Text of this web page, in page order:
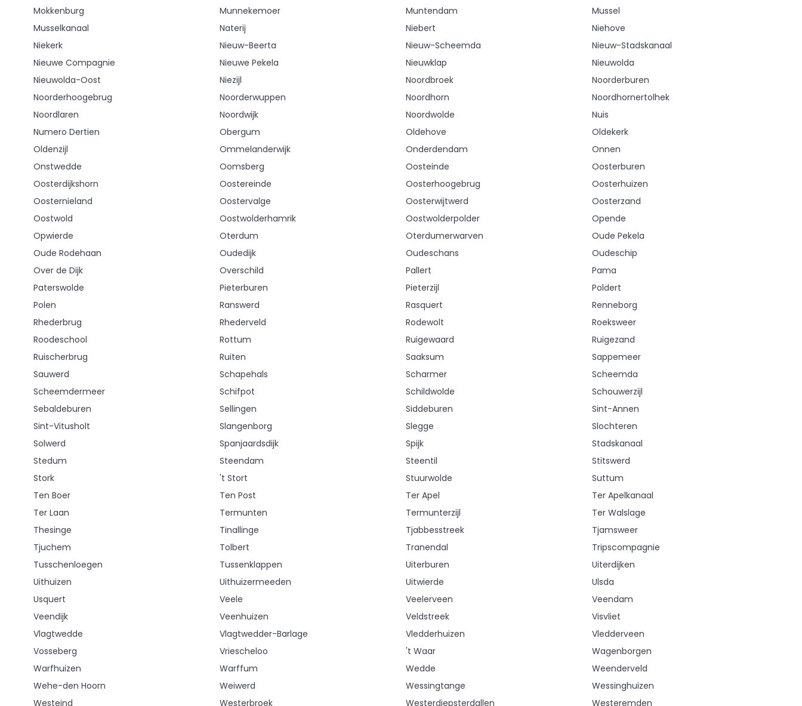
Mokkenburg
Munnekemoer Muntendam
Mussel
Musselkanaal
Naterij Niebert
Niehove
Niekerk
Nieuw-Beerta Nieuw-Scheemda
Nieuw-Stadskanaal
Nieuwe Compagnie
Nieuwe Pekela Nieuwklap
Nieuwolda
Nieuwolda-Oost
Niezijl Noordbroek
Noorderburen
Noorderhoogebrug
Noorderwuppen Noordhorn
Noordhornertolhek
Noordlaren
Noordwijk Noordwolde
Nuis
Numero Dertien
Obergum Oldehove
Oldekerk
Oldenzijl
Ommelanderwijk Onderdendam
Onnen
Onstwedde
Oomsberg Oosteinde
Oosterburen
Oosterdijkshorn
Oostereinde Oosterhoogebrug
Oosterhuizen
Oosternieland
Oostervalge Oosterwijtwerd
Oosterzand
Oostwold
Oostwolderhamrik Oostwolderpolder
Opende
Opwierde
Oterdum Oterdumerwarven
Oude Pekela
Oude Rodehaan
Oudedijk Oudeschans
Oudeschip
Over de Dijk
Overschild Pallert
Pama
Paterswolde
Pieterburen Pieterzijl
Poldert
Polen
Ranswerd Rasquert
Renneborg
Rhederbrug
Rhederveld Rodewolt
Roeksweer
Roodeschool
Rottum Ruigewaard
Ruigezand
Ruischerbrug
Ruiten Saaksum
Sappemeer
Sauwerd
Schapehals Scharmer
Scheemda
Scheemdermeer
Schifpot Schildwolde
Schouwerzijl
Sebaldeburen
Sellingen Siddeburen
Sint-Annen
Sint-Vitusholt
Slangenborg Slegge
Slochteren
Solwerd
Spanjaardsdijk Spijk
Stadskanaal
Stedum
Steendam Steentil
Stitswerd
Stork
't Stort Stuurwolde
Suttum
Ten Boer
Ten Post Ter Apel
Ter Apelkanaal
Ter Laan
Termunten Termunterzijl
Ter Walslage
Thesinge
Tinallinge Tjabbesstreek
Tjamsweer
Tjuchem
Tolbert Tranendal
Tripscompagnie
Tusschenloegen
Tussenklappen Uiterburen
Uiterdijken
Uithuizen
Uithuizermeeden Uitwierde
Ulsda
Usquert
Veele Veelerveen
Veendam
Veendijk
Veenhuizen Veldstreek
Visvliet
Vlagtwedde
Vlagtwedder-Barlage Vledderhuizen
Vledderveen
Vosseberg
Vriescheloo 't Waar
Wagenborgen
Warfhuizen
Warffum Wedde
Weenderveld
Wehe-den Hoorn
Weiwerd Wessingtange
Wessinghuizen
Westeind
Westerbroek Westerdiepsterdallen Westeremden